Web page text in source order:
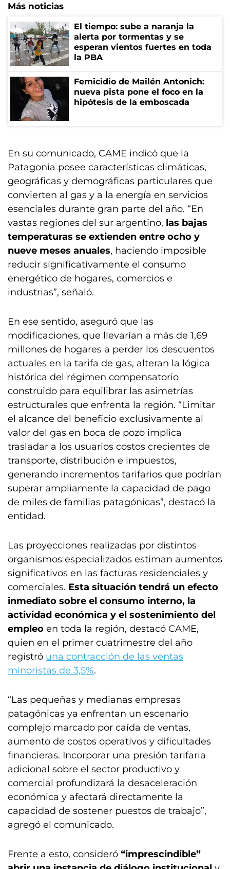
Más noticias
El tiempo: sube a naranja la
alerta por tormentas y se
esperan vientos fuertes en toda
la PBA
Femicidio de Mailén Antonich:
nueva pista pone el foco en la
hipótesis de la emboscada
En su comunicado, CAME indicó que la
Patagonia posee características climáticas,
geográficas y demográficas particulares que
convierten al gas y a la energía en servicios
esenciales durante gran parte del año. “En
vastas regiones del sur argentino, las bajas
temperaturas se extienden entre ocho y
nueve meses anuales, haciendo imposible
reducir significativamente el consumo
energético de hogares, comercios e
industrias”, señaló.
En ese sentido, aseguró que las
modificaciones, que llevarían a más de 1,69
millones de hogares a perder los descuentos
actuales en la tarifa de gas, alteran la lógica
histórica del régimen compensatorio
construido para equilibrar las asimetrías
estructurales que enfrenta la región. “Limitar
el alcance del beneficio exclusivamente al
valor del gas en boca de pozo implica
trasladar a los usuarios costos crecientes de
transporte, distribución e impuestos,
generando incrementos tarifarios que podrían
superar ampliamente la capacidad de pago
de miles de familias patagónicas”, destacó la
entidad.
Las proyecciones realizadas por distintos
organismos especializados estiman aumentos
significativos en las facturas residenciales y
comerciales. Esta situación tendrá un efecto
inmediato sobre el consumo interno, la
actividad económica y el sostenimiento del
empleo en toda la región, destacó CAME,
quien en el primer cuatrimestre del año
registró una contracción de las ventas
minoristas de 3,5%.
“Las pequeñas y medianas empresas
patagónicas ya enfrentan un escenario
complejo marcado por caída de ventas,
aumento de costos operativos y dificultades
financieras. Incorporar una presión tarifaria
adicional sobre el sector productivo y
comercial profundizará la desaceleración
económica y afectará directamente la
capacidad de sostener puestos de trabajo”,
agregó el comunicado.
Frente a esto, consideró “imprescindible”